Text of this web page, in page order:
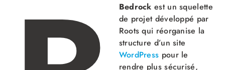
Bedrock est un squelette
de projet développé par
Roots qui réorganise la
structure d’un site
WordPress pour le
rendre plus sécurisé,